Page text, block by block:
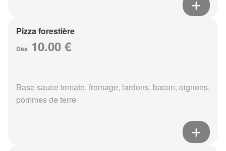
Pizza forestière
Dès 10.00 €
Base sauce tomate, fromage, lardons, bacon, oignons,
pommes de terre